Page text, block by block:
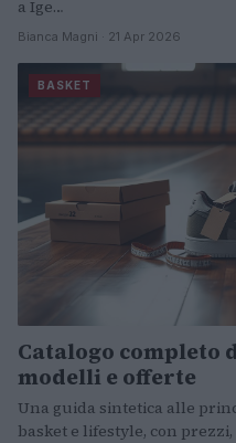
a Ige…
Bianca Magni · 21 Apr 2026
BASKET
Catalogo completo
modelli e offerte
Una guida sintetica alle
basket e lifestyle, con